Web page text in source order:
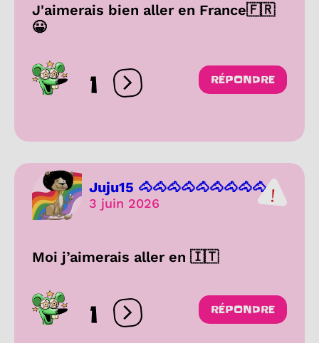
J'aimerais bien aller en France🇫🇷
😀
1 Ouvrir les réactions
RÉPONDRE
Juju15 🐴🐴🐴🐴🐴🐴🐴🐴🐴...
3 juin 2026
Moi j’aimerais aller en 🇮🇹
1 Ouvrir les réactions
RÉPONDRE